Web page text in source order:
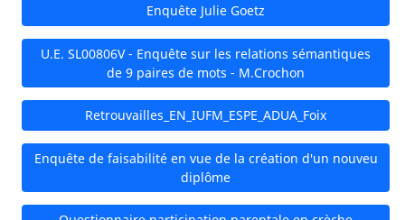
Enquête Julie Goetz
U.E. SL00806V - Enquête sur les relations sémantiques
de 9 paires de mots - M.Crochon
Retrouvailles_EN_IUFM_ESPE_ADUA_Foix
Enquête de faisabilité en vue de la création d'un nouveu
diplôme